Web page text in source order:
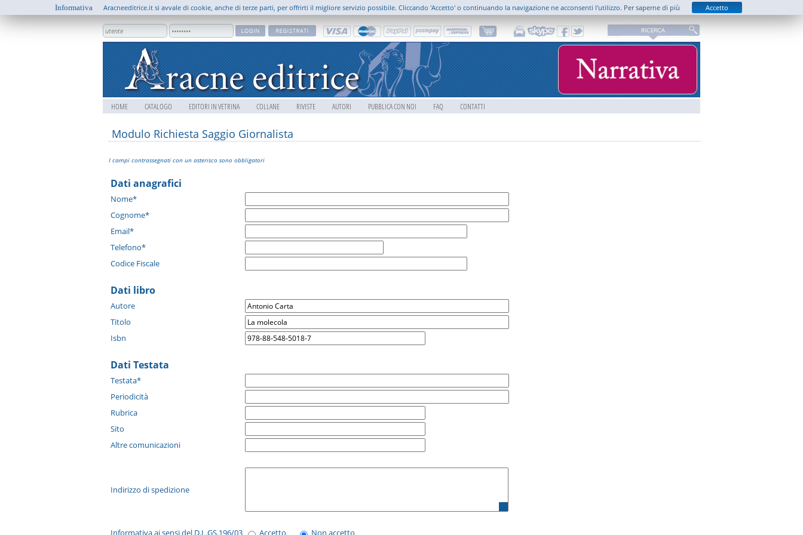
HOME CATALOGO EDITORI IN VETRINA COLLANE RIVISTE AUTORI PUBBLICA CON NOI FAQ CONTATTI
Modulo Richiesta Saggio Giornalista
I campi contrassegnati con un asterisco sono obbligatori
Dati anagrafici
Nome*
Cognome*
Email*
Telefono*
Codice Fiscale
Dati libro
Autore
Titolo
Isbn
Dati Testata
Testata*
Periodicità
Rubrica
Sito
Altre comunicazioni
Indirizzo di spedizione
Informativa ai sensi del D.L.GS.196/03 Accetto Non accetto
Informativa Aracneeditrice.it si avvale di cookie, anche di terze parti, per offrirti il migliore servizio possibile. Cliccando 'Accetto' o continuando la navigazione ne acconsenti l'utilizzo. Per saperne di più Accetto